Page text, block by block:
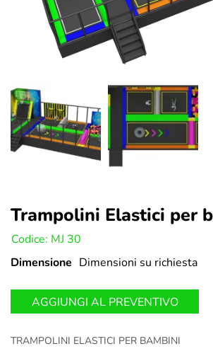
Trampolini Elastici per
Codice: MJ 30
Dimensione Dimensioni su richiesta
AGGIUNGI AL PREVENTIVO
TRAMPOLINI ELASTICI PER BAMBINI